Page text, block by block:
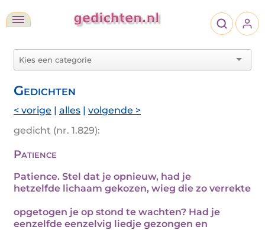
Gedichten
< vorige | alles | volgende >
gedicht (nr. 1.829):
Patience
Patience. Stel dat je opnieuw, had je
hetzelfde lichaam gekozen, wieg die zo verrekte
opgetogen je op stond te wachten? Had je
eenzelfde eenzelvig liedje gezongen en